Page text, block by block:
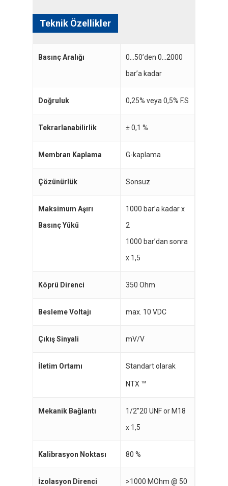
Teknik Özellikler
Basınç Aralığı
0…50’den 0…2000
bar’a kadar
Doğruluk 0,25% veya 0,5% F.S
Tekrarlanabilirlik ± 0,1 %
Membran Kaplama G-kaplama
Çözünürlük Sonsuz
Maksimum Aşırı
Basınç Yükü
1000 bar’a kadar x
2
1000 bar’dan sonra
x 1,5
Köprü Direnci 350 Ohm
Besleme Voltajı max. 10 VDC
Çıkış Sinyali mV/V
İletim Ortamı Standart olarak
NTXTM
Mekanik Bağlantı
1/2”20 UNF or M18
x 1,5
Kalibrasyon Noktası 80 %
İzolasyon Direnci
>1000 MOhm @ 50